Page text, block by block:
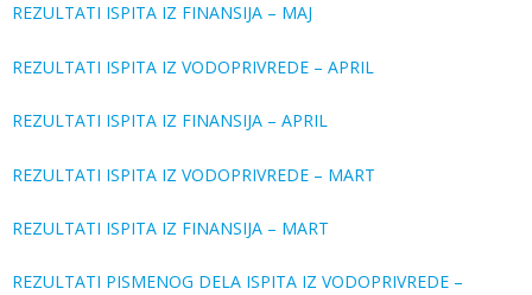
REZULTATI ISPITA IZ FINANSIJA – MAJ
REZULTATI ISPITA IZ VODOPRIVREDE – APRIL
REZULTATI ISPITA IZ FINANSIJA – APRIL
REZULTATI ISPITA IZ VODOPRIVREDE – MART
REZULTATI ISPITA IZ FINANSIJA – MART
REZULTATI PISMENOG DELA ISPITA IZ VODOPRIVREDE –